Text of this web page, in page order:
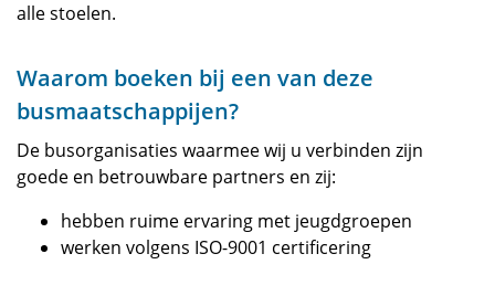
alle stoelen.
Waarom boeken bij een van deze
busmaatschappijen?
De busorganisaties waarmee wij u verbinden zijn
goede en betrouwbare partners en zij:
hebben ruime ervaring met jeugdgroepen
werken volgens ISO-9001 certificering